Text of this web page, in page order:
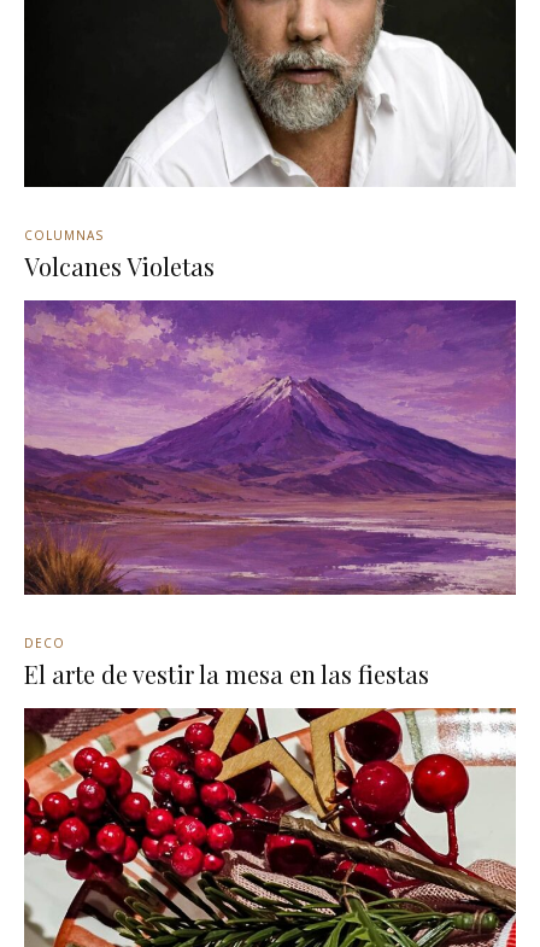
COLUMNAS
Volcanes Violetas
DECO
El arte de vestir la mesa en las fiestas